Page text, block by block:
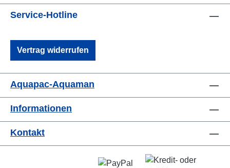
Service-Hotline
Vertrag widerrufen
Aquapac-Aquaman
Informationen
Kontakt